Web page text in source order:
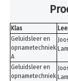
Inschrijven
Uurroosters
Projecten
Klas
Geluidsleer en
opnametechniek
A
Geluidsleer en
opnametechniek